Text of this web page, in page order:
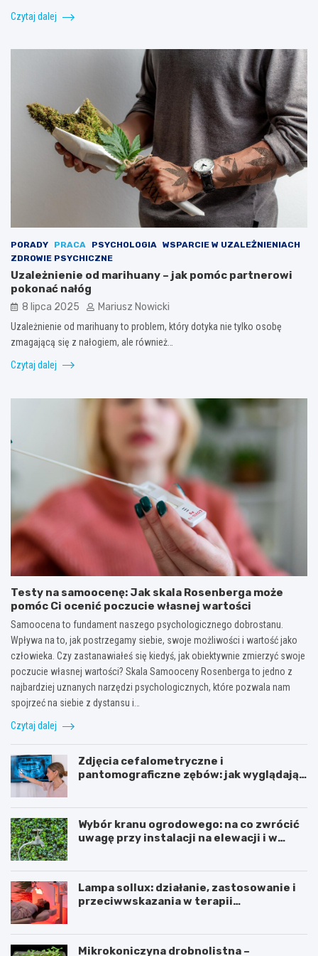
Czytaj dalej
PORADY PRACA PSYCHOLOGIA
WSPARCIE W UZALEŻNIENIACH
ZDROWIE PSYCHICZNE
Uzależnienie od marihuany – jak pomóc partnerowi
pokonać nałóg
8 lipca 2025 Mariusz Nowicki
Uzależnienie od marihuany to problem, który dotyka nie tylko osobę
zmagającą się z nałogiem, ale również…
Czytaj dalej
Testy na samoocenę: Jak skala Rosenberga może
pomóc Ci ocenić poczucie własnej wartości
Samoocena to fundament naszego psychologicznego dobrostanu.
Wpływa na to, jak postrzegamy siebie, swoje możliwości i wartość jako
człowieka. Czy zastanawiałeś się kiedyś, jak obiektywnie zmierzyć swoje
poczucie własnej wartości? Skala Samooceny Rosenberga to jedno z
najbardziej uznanych narzędzi psychologicznych, które pozwala nam
spojrzeć na siebie z dystansu i…
Czytaj dalej
Zdjęcia cefalometryczne i
pantomograficzne zębów: jak wyglądają,
Wybór kranu ogrodowego: na co zwrócić
uwagę przy instalacji na elewacji i w
Lampa sollux: działanie, zastosowanie i
przeciwwskazania w terapii
Mikrokoniczyna drobnolistna –